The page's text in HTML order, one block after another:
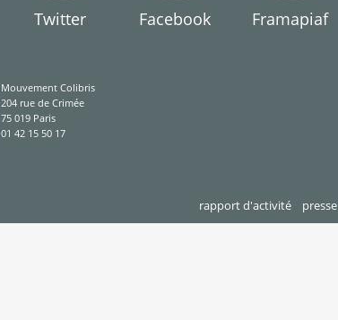
Twitter Facebook Framapiaf
Mouvement Colibris
204 rue de Crimée
75 019 Paris
01 42 15 50 17
rapport d'activité presse